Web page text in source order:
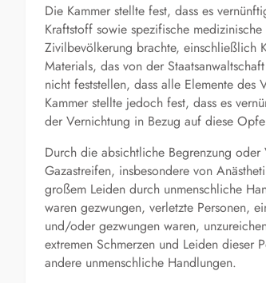
Die Kammer stellte fest, dass es
Kraftstoff sowie spezifische
Zivilbevölkerung brachte, einschließlich
Materials, das von der
nicht feststellen, dass alle Elemente
Kammer stellte jedoch fest, dass es
der Vernichtung in Bezug auf diese
Durch die absichtliche Begrenzung
Gazastreifen, insbesondere von
großem Leiden durch unmenschliche
waren gezwungen, verletzte Personen,
und/oder gezwungen waren,
extremen Schmerzen und Leiden dieser
andere unmenschliche Handlungen.